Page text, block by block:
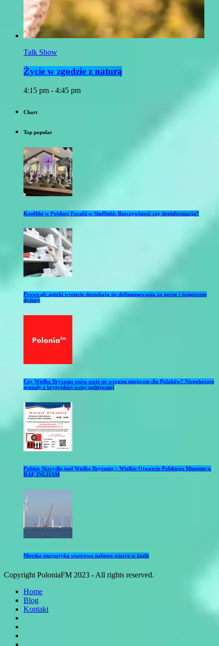
Talk Show
Życie w zgodzie z naturą
4:15 pm - 4:45 pm
Chart
Top popular
Konflikt w Polskiej Parafii w Sheffield: Rzeczywistość czy dezinformacja?
Prawo.pl: apteki wreszcie doczekają się dofinansowania za nocne i świąteczne
dyżury
Czy Wielka Brytania znów staje się wrogim miejscem dla Polaków? Niepokojące
sygnały z brytyjskiej sceny politycznej
Polskie Skrzydła nad Wielką Brytanią – Wielkie Otwarcie Polskiego Muzeum w
RAF INGHAM
Morska energetyka wiatrowa nabiera wiatru w żagle
Copyright PoloniaFM 2023 - All rights reserved.
Home
Blog
Kontakt